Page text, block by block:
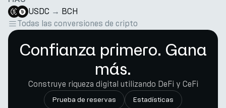
USDC → BCH
Todas las conversiones de cripto
Confianza primero. Gana
más.
Construye riqueza digital utilizando DeFi y CeFi
Prueba de reservas Estadísticas